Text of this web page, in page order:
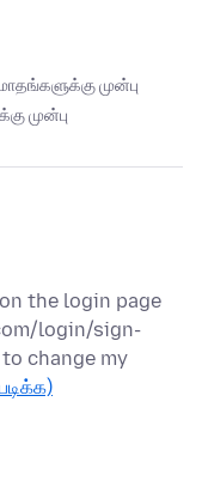
முன்பு
முன்பு
the login page
login/sign-
change my